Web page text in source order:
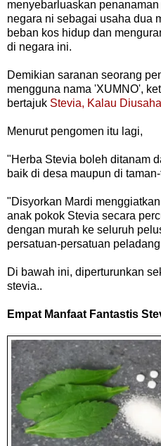
menyebarluaskan
negara ni sebagai usaha dua
beban kos hidup dan
di negara ini.
Demikian saranan seorang
mengguna nama 'XUMNO',
bertajuk Stevia, Kalau
Menurut pengomen itu lagi,
"Herba Stevia boleh ditanam
baik di desa maupun di
"Disyorkan Mardi
anak pokok Stevia secara
dengan murah ke seluruh
persatuan-persatuan
Di bawah ini, diperturunkan
stevia..
Empat Manfaat Fantastis